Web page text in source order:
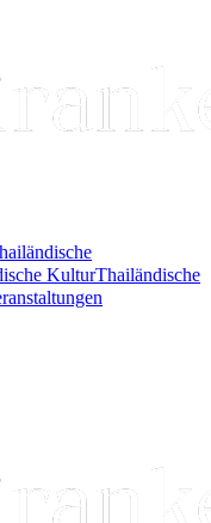
KulturThailändische